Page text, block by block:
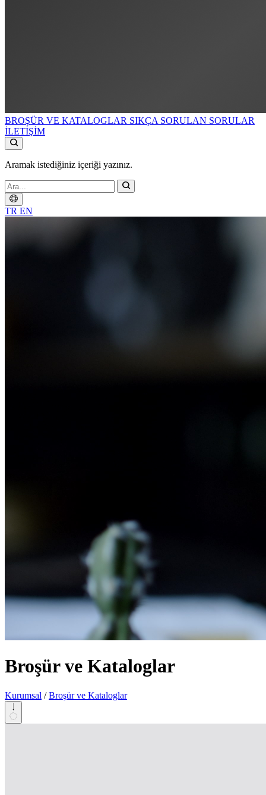
BROŞÜR VE KATALOGLAR SIKÇA SORULAN SORULAR
İLETİŞİM
Aramak istediğiniz içeriği yazınız.
TR EN
Broşür ve Kataloglar
Kurumsal / Broşür ve Kataloglar
KAYDIR & KEŞFET • KAYDIR & KEŞFET • KAYDIR & KEŞFET •